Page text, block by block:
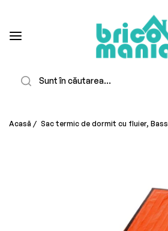
Acasă / Sac termic de dormit cu fluier,